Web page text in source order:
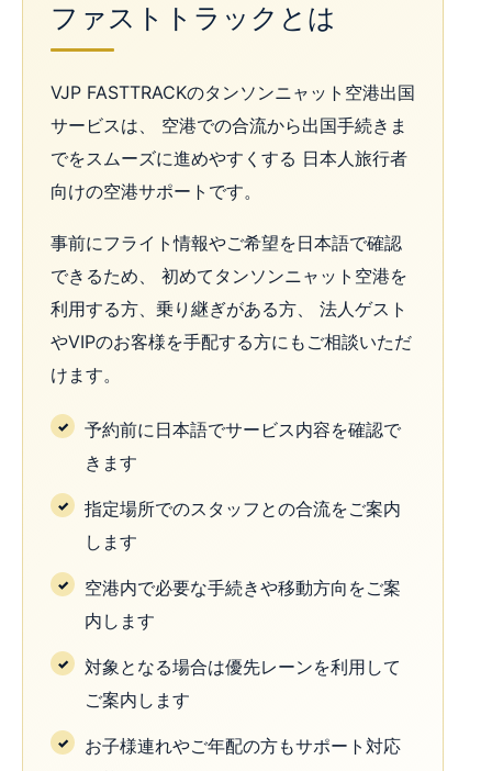
ファストトラックとは
VJP FASTTRACKのタンソンニャット空港出国
サービスは、 空港での合流から出国手続きま
でをスムーズに進めやすくする 日本人旅行者
向けの空港サポートです。
事前にフライト情報やご希望を日本語で確認
できるため、 初めてタンソンニャット空港を
利用する方、乗り継ぎがある方、 法人ゲスト
やVIPのお客様を手配する方にもご相談いただ
けます。
予約前に日本語でサービス内容を確認で
きます
指定場所でのスタッフとの合流をご案内
します
空港内で必要な手続きや移動方向をご案
内します
対象となる場合は優先レーンを利用して
ご案内します
お子様連れやご年配の方もサポート対応